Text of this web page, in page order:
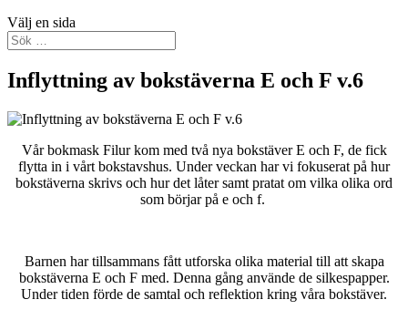
Välj en sida
Inflyttning av bokstäverna E och F v.6
Vår bokmask Filur kom med två nya bokstäver E och F, de fick
flytta in i vårt bokstavshus. Under veckan har vi fokuserat på hur
bokstäverna skrivs och hur det låter samt pratat om vilka olika ord
som börjar på e och f.
Barnen har tillsammans fått utforska olika material till att skapa
bokstäverna E och F med. Denna gång använde de silkespapper.
Under tiden förde de samtal och reflektion kring våra bokstäver.